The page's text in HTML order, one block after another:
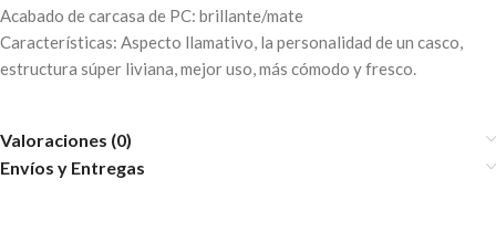
Acabado de carcasa de PC: brillante/mate
Características: Aspecto llamativo, la personalidad de un casco,
estructura súper liviana, mejor uso, más cómodo y fresco.
Valoraciones (0)
Envíos y Entregas